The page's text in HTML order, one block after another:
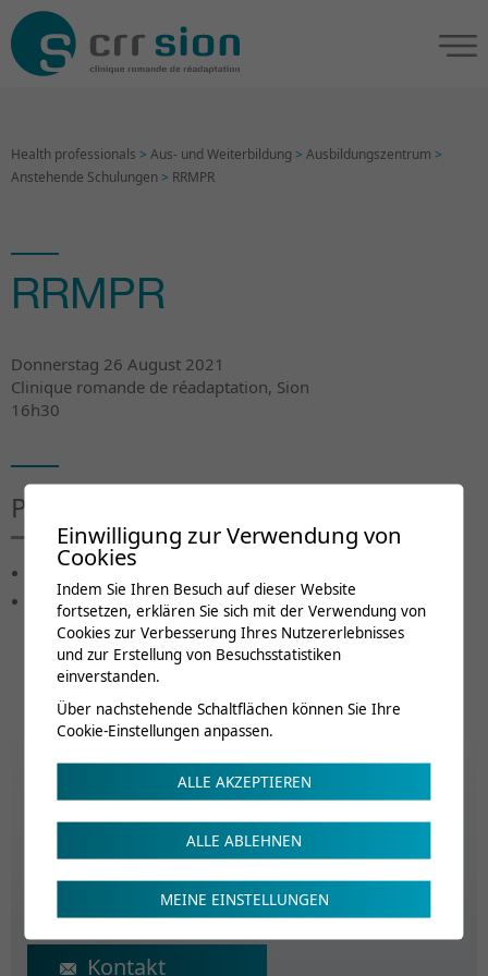
Health professionals > Aus- und Weiterbildung > Ausbildungszentrum >
Anstehende Schulungen> RRMPR
RRMPR
Donnerstag 26 August 2021
Clinique romande de réadaptation, Sion
16h30
Public cible
Médecin assistant
Médecin MPR
Frais de cours
Kostenlos
Renseignements
ecs@crr-suva.ch
Einwilligung zur Verwendung von
Cookies
Indem Sie Ihren Besuch auf dieser Website
fortsetzen, erklären Sie sich mit der Verwendung von
Cookies zur Verbesserung Ihres Nutzererlebnisses
und zur Erstellung von Besuchsstatistiken
einverstanden.
Über nachstehende Schaltflächen können Sie Ihre
Cookie-Einstellungen anpassen.
ALLE AKZEPTIEREN
ALLE ABLEHNEN
MEINE EINSTELLUNGEN